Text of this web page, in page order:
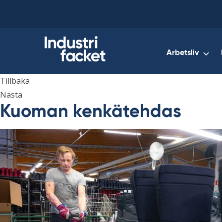
Arbetsliv
Tillbaka
Nästa
Kuoman kenkätehdas